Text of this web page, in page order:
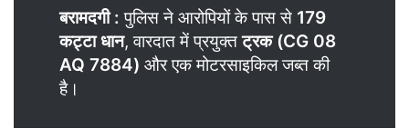
बरामदगी : पुलिस ने आरोपियों के पास से 179
कट्टा धान, वारदात में प्रयुक्तट्रक (CG 08
AQ 7884) और एक मोटरसाइकिल जब्त की
है।